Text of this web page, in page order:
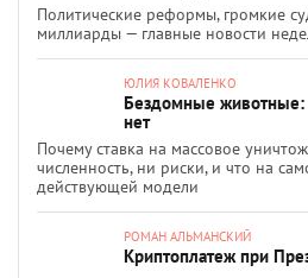
Политические реформы, громкие
миллиарды — главные новости
ЮЛИЯ КОВАЛЕНКО
Бездомные животные:
нет
Почему ставка на массовое
численность, ни риски, и что на
действующей модели
РОМАН АЛЬМАНСКИЙ
Криптоплатеж при